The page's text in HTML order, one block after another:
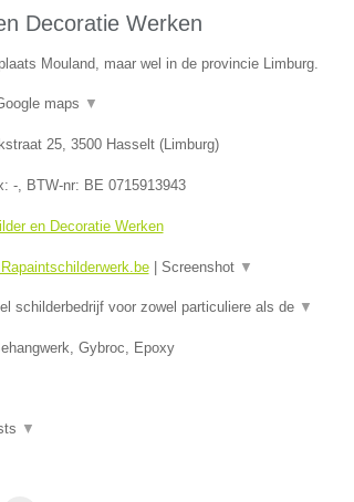
Decoratie Werken
Mouland, maar wel in de provincie Limburg.
maps ▼
25, 3500 Hasselt(Limburg)
-, BTW-nr: BE 0715913943
en Decoratie Werken
| Screenshot ▼
schilderbedrijf voor zowel particuliere als de ▼
Gybroc, Epoxy
▼